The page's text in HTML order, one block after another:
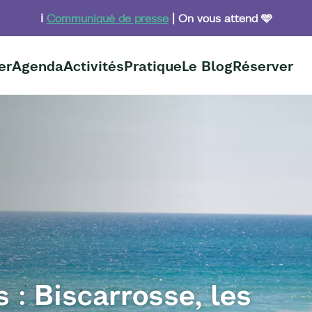
ℹ️ Communiqué de presse| On vous attend 🩵
AgendaActivitésPratiqueLe BlogRéserver
: Biscarrosse, les